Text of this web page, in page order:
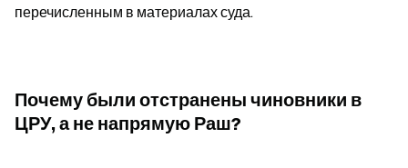
перечисленным в материалах суда.
Почему были отстранены чиновники в
ЦРУ, а не напрямую Раш?